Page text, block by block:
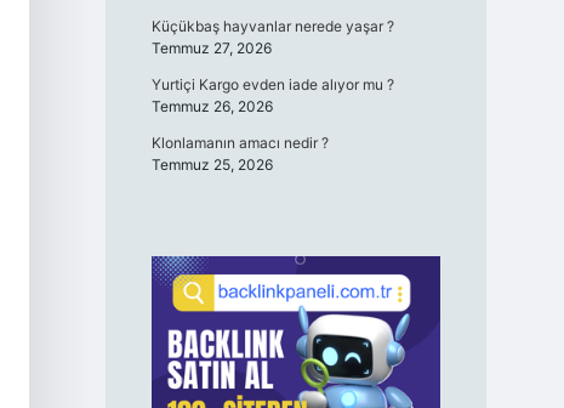
Küçükbaş hayvanlar nerede yaşar ?
Temmuz 27, 2026
Yurtiçi Kargo evden iade alıyor mu ?
Temmuz 26, 2026
Klonlamanın amacı nedir ?
Temmuz 25, 2026